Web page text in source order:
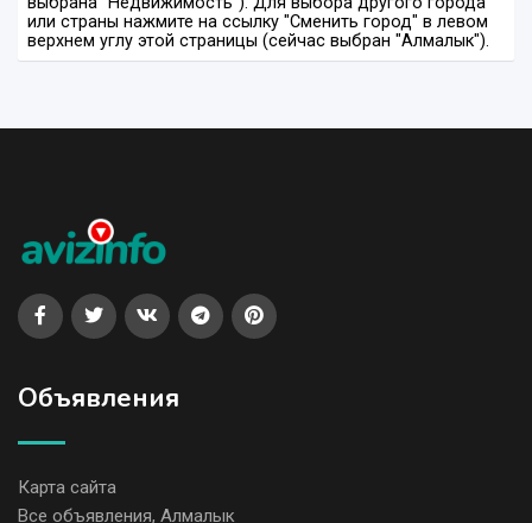
или страны нажмите на ссылку "Сменить город" в левом
верхнем углу этой страницы (сейчас выбран "Алмалык").
Объявления
Карта сайта
Все объявления, Алмалык